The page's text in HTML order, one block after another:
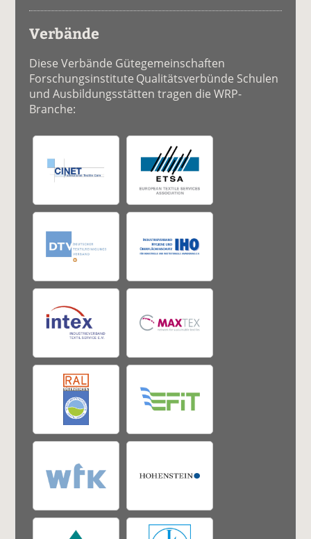
Verbände
Diese Verbände Gütegemeinschaften
Forschungsinstitute Qualitätsverbünde Schulen
und Ausbildungsstätten tragen die WRP-
Branche: